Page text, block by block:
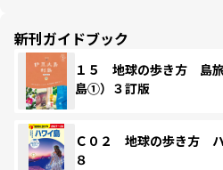
新刊ガイドブック
１５ 地球の歩き方 島
島①）３訂版
Ｃ０２ 地球の歩き方
８